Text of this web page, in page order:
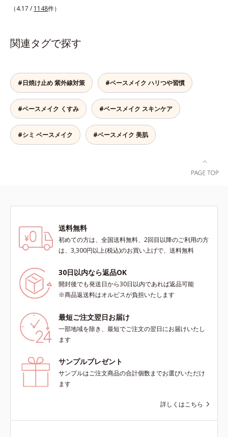
ょっとそこまで”もOKなすっぴん美
焼け止めです。 紫外線、近赤外
線、大気汚染物質(*2)を含むダメー
む絶妙な色設計で、白浮きなしの明
るい自然なつや肌に。さらに超軽量
粉体を採用しているので、とっても
軽い付けごこち。単品でも、化粧下
地としてもご使用いただけます。ベ
タつくことなくうるおい感覚が続く
「クリームタイプ」と、みずみずし
ちり・ほこり
（4.17 / 1148件）
関連タグで探す
#日焼け止め 紫外線対策 #ベースメイク ハリつや習慣
#ベースメイク くすみ #ベースメイク スキンケア
#シミ ベースメイク #ベースメイク 美肌
送料無料
初めての方は、全国送料無料、2回目以降のご利用の方
は、3,300円以上(税込)のお買い上げで、送料無料
30日以内なら返品OK
開封後でも発送日から30日以内であれば返品可能
※商品返送料はオルビスが負担いたします
最短ご注文翌日お届け
一部地域を除き、最短でご注文の翌日にお届けいたし
ます
サンプルプレゼント
サンプルはご注文商品の合計個数までお選びいただけ
ます
詳しくはこちら